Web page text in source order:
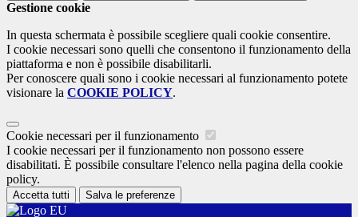
Gestione cookie
In questa schermata è possibile scegliere quali cookie consentire.
I cookie necessari sono quelli che consentono il funzionamento della
piattaforma e non è possibile disabilitarli.
Per conoscere quali sono i cookie necessari al funzionamento potete
visionare la COOKIE POLICY.
Cookie necessari per il funzionamento
I cookie necessari per il funzionamento non possono essere
disabilitati. È possibile consultare l'elenco nella pagina della cookie
policy.
Accetta tutti Salva le preferenze